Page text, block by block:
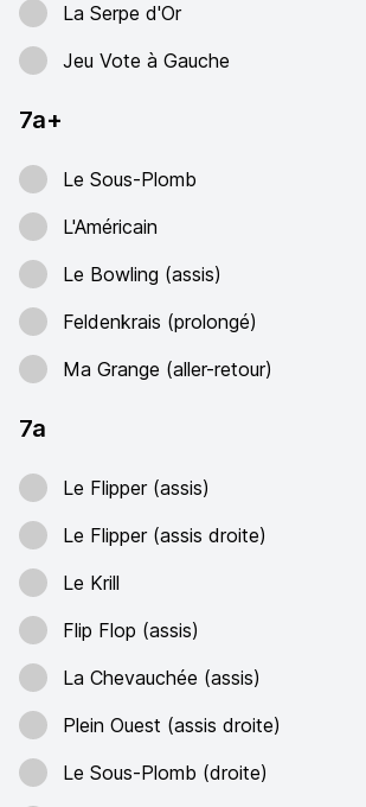
La Serpe d'Or
Jeu Vote à Gauche
7a+
Le Sous-Plomb
L'Américain
Le Bowling (assis)
Feldenkrais (prolongé)
Ma Grange (aller-retour)
7a
Le Flipper (assis)
Le Flipper (assis droite)
Le Krill
Flip Flop (assis)
La Chevauchée (assis)
Plein Ouest (assis droite)
Le Sous-Plomb (droite)